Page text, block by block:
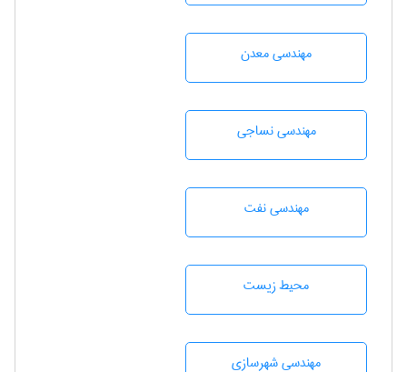
مهندسی معدن
مهندسي نساجی
مهندسی نفت
محيط زيست
مهندسی شهرسازی